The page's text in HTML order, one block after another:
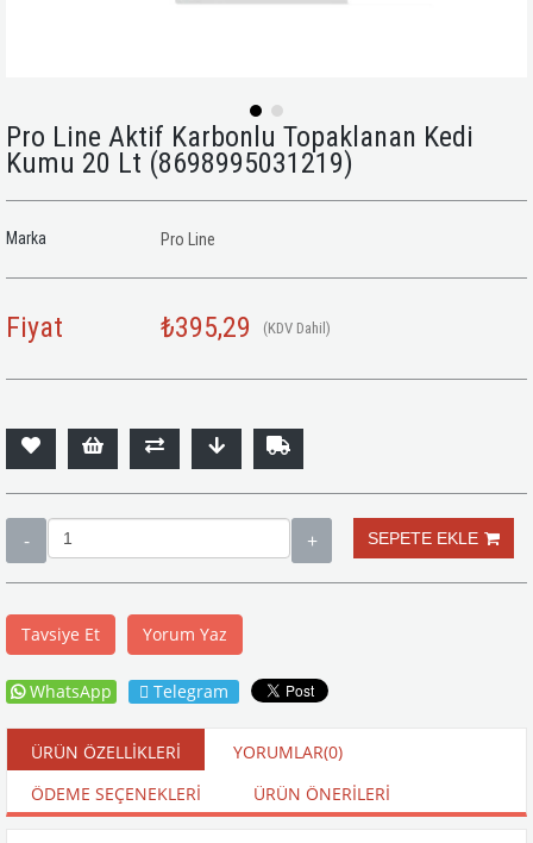
Pro Line Aktif Karbonlu Topaklanan Kedi
Kumu 20 Lt (8698995031219)
Marka Pro Line
Fiyat ₺395,29 (KDV Dahil)
Tavsiye Et Yorum Yaz
WhatsApp Telegram
ÜRÜN ÖZELLIKLERI YORUMLAR(0)
ÖDEME SEÇENEKLERI
ÜRÜN ÖNERILERI